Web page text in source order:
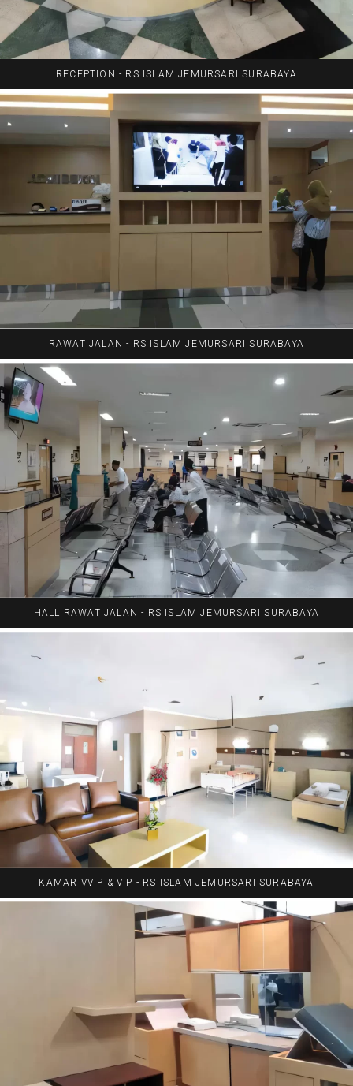
RECEPTION - RS ISLAM JEMURSARI SURABAYA
RAWAT JALAN - RS ISLAM JEMURSARI SURABAYA
HALL RAWAT JALAN - RS ISLAM JEMURSARI SURABAYA
KAMAR VVIP & VIP - RS ISLAM JEMURSARI SURABAYA